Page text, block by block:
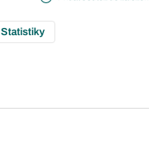
Statistiky